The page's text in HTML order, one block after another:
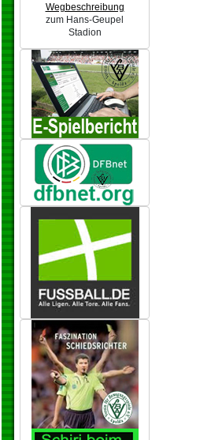
Wegbeschreibung
zum Hans-Geupel
Stadion